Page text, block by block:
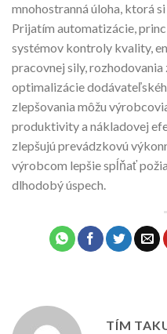
mnohostranná úloha, ktorá
Prijatím automatizácie,
systémov kontroly kvality,
pracovnej sily, rozhodovania
optimalizácie
zlepšovania môžu
produktivity a nákladovej
zlepšujú prevádzkovú
výrobcom lepšie spĺňať
dlhodobý úspech.
TÍM